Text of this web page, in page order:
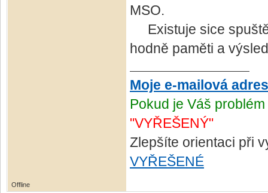
MSO.
Existuje sice
hodně paměti a
Moje e-mailová
Pokud je Váš
"VYŘEŠENÝ"
Zlepšíte orientaci při
VYŘEŠENÉ
Offline